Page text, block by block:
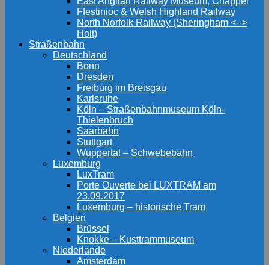
Ffestinioc & Welsh Highland Railway
North Norfolk Railway (Sheringham <-->
Holt)
Straßenbahn
Deutschland
Bonn
Dresden
Freiburg im Breisgau
Karlsruhe
Köln – Straßenbahnmuseum Köln-
Thielenbruch
Saarbahn
Stuttgart
Wuppertal – Schwebebahn
Luxemburg
LuxTram
Porte Ouverte bei LUXTRAM am
23.09.2017
Luxemburg – historische Tram
Belgien
Brüssel
Knokke – Kusttrammuseum
Niederlande
Amsterdam